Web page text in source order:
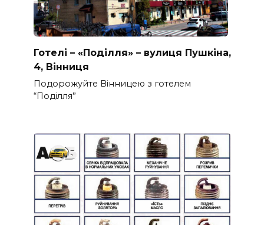
Готелі – «Поділля» – вулиця Пушкіна,
4, Вінниця
Подорожуйте Вінницею з готелем
“Поділля”